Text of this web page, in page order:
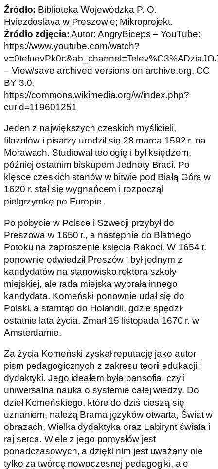
Źródło: Biblioteka Wojewódzka P. O.
Hviezdoslava w Preszowie; Mikroprojekt.
Źródło zdjęcia:Autor: AngryBiceps – YouTube:
https://www.youtube.com/watch?
– View/save archived versions on archive.org, CC
BY 3.0,
https://commons.wikimedia.org/w/index.php?
curid=119601251
Jeden z największych czeskich myślicieli,
filozofów i pisarzy urodził się 28 marca 1592 r. na
Morawach. Studiował teologię i był księdzem,
później ostatnim biskupem Jednoty Braci. Po
klęsce czeskich stanów w bitwie pod Białą Górą w
1620 r. stał się wygnańcem i rozpoczął
pielgrzymkę po Europie.
Po pobycie w Polsce i Szwecji przybył do
Preszowa w 1650 r., a następnie do Blatnego
Potoku na zaproszenie księcia Rákoci. W 1654 r.
ponownie odwiedził Preszów i był jednym z
kandydatów na stanowisko rektora szkoły
miejskiej, ale rada miejska wybrała innego
kandydata. Komeński ponownie udał się do
Polski, a stamtąd do Holandii, gdzie spędził
ostatnie lata życia. Zmarł 15 listopada 1670 r. w
Amsterdamie.
Za życia Komeński zyskał reputację jako autor
pism pedagogicznych z zakresu teorii edukacji i
dydaktyki. Jego ideałem była pansofia, czyli
uniwersalna nauka o systemie całej wiedzy. Do
dzieł Komeńskiego, które do dziś cieszą się
uznaniem, należą Brama języków otwarta, Świat w
obrazach, Wielka dydaktyka oraz Labirynt świata i
raj serca. Wiele z jego pomysłów jest
ponadczasowych, a dzięki nim jest uważany nie
tylko za twórcę nowoczesnej pedagogiki, ale